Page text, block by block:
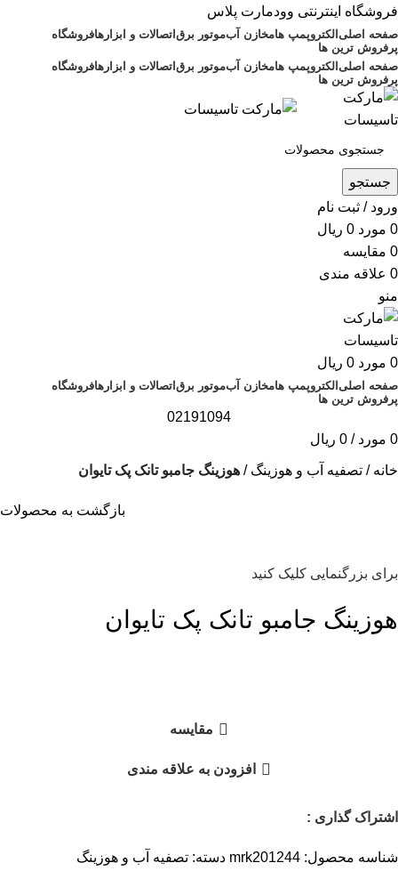
فروشگاه اینترنتی وودمارت پلاس
صفحه اصلی الکتروپمپ هامخازن آبموتور برق اتصالات و ابزارهافروشگاه
پرفروش ترین ها
صفحه اصلی الکتروپمپ هامخازن آبموتور برق اتصالات و ابزارهافروشگاه
پرفروش ترین ها
جستجو
ورود / ثبت نام
0 مورد 0 ریال
0 مقايسه
0 علاقه مندی
منو
0 مورد 0 ریال
صفحه اصلی الکتروپمپ هامخازن آبموتور برق اتصالات و ابزارهافروشگاه
پرفروش ترین ها
02191094
0 مورد /
0 ریال
خانه تصفیه آب و هوزینگ هوزینگ جامبو تانک پک تایوان
بازگشت به محصولات
برای بزرگنمایی کلیک کنید
هوزینگ جامبو تانک پک تایوان
مقايسه
افزودن به علاقه مندی
اشتراک گذاری :
شناسه محصول: mrk201244 دسته: تصفیه آب و هوزینگ